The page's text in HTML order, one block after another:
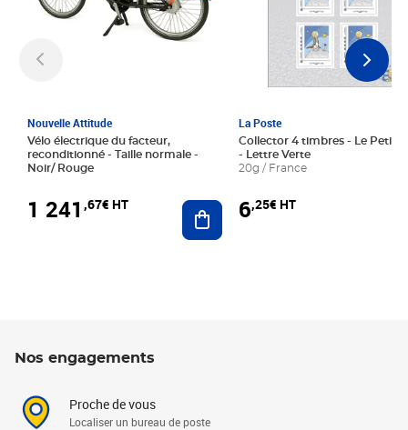
Nouvelle Attitude
Vélo électrique du facteur,
reconditionné - Taille normale -
Noir/ Rouge
1 241 ,67€ HT Ajouter au panier
La Poste
Collector 4 timbres - Le Petit
- Lettre Verte
20g / France
6,25€ HT
Nos engagements
Proche de vous
Localiser un bureau de poste